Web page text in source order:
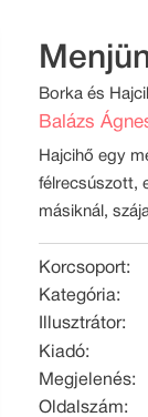
Borka és
Balázs
Hajcihő egy
félrecsúszott,
másiknál,
Korcsoport:
Kategória:
Illusztrátor:
Kiadó:
Megjelenés:
Oldalszám: